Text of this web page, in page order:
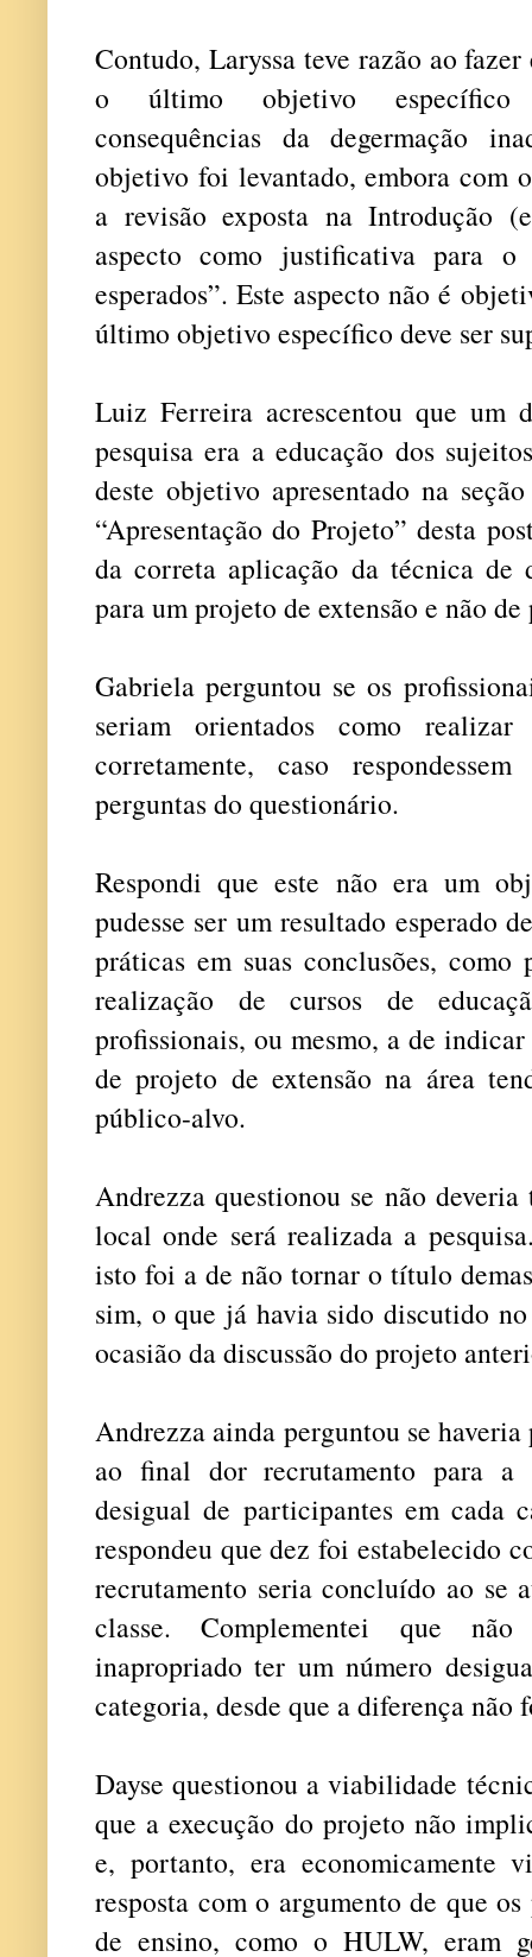
Contudo, Laryssa teve razão ao
o último objetivo específico
consequências da degermação
objetivo foi levantado, embora com
a revisão exposta na Introdução
aspecto como justificativa para o
esperados”. Este aspecto não é
último objetivo específico deve ser
Luiz Ferreira acrescentou que um
pesquisa era a educação dos
deste objetivo apresentado na
“Apresentação do Projeto” desta
da correta aplicação da técnica de
para um projeto de extensão e não de
Gabriela perguntou se os
seriam orientados como
corretamente, caso
perguntas do questionário.
Respondi que este não era um
pudesse ser um resultado esperado
práticas em suas conclusões,
realização de cursos de
profissionais, ou mesmo, a de
de projeto de extensão na área
público-alvo.
Andrezza questionou se não
local onde será realizada a
isto foi a de não tornar o título
sim, o que já havia sido discutido
ocasião da discussão do projeto
Andrezza ainda perguntou se
ao final dor recrutamento para a
desigual de participantes em cada
respondeu que dez foi estabelecido
recrutamento seria concluído ao se
classe. Complementei que não
inapropriado ter um número
categoria, desde que a diferença não
Dayse questionou a viabilidade
que a execução do projeto não
e, portanto, era economicamente
resposta com o argumento de que
de ensino, como o HULW, eram